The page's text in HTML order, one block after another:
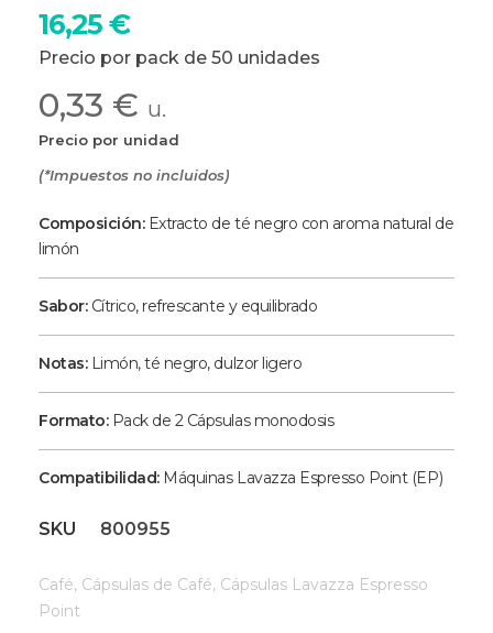
Precio por pack de 50 unidades
(*Impuestos no incluidos)
16,25 €
Precio por unidad
Composición:Extracto de té negro con aroma natural de
limón
Sabor:Cítrico, refrescante y equilibrado
Notas:Limón, té negro, dulzor ligero
Formato:Pack de 2 Cápsulas monodosis
Compatibilidad:Máquinas Lavazza Espresso Point (EP)
SKU 800955
Café, Cápsulas de Café, Cápsulas Lavazza Espresso
Point
0,33 € u.